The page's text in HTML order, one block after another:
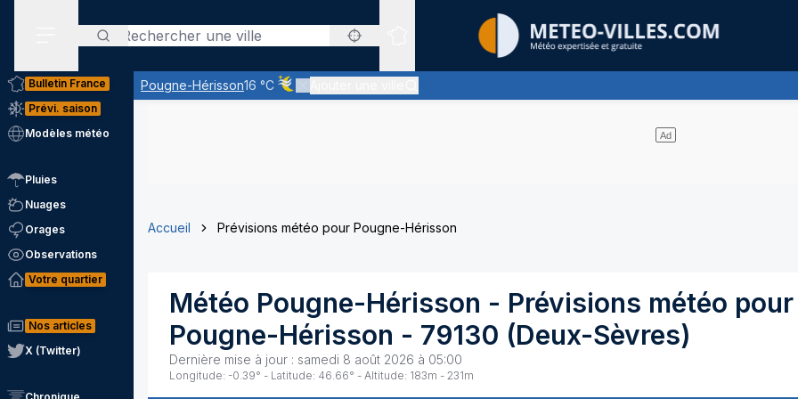
Rechercher
Sites expertis&eacute;s
Pougne-Hérisson16 °C
Ciel voilé par des nuages d'altitude, ternissant plus ou moins l'éclat du soleil
Bulletin France
Prévi. saison
Modèles météo
Pluies
Nuages
Orages
Observations
Votre quartier
Nos articles
X (Twitter)
Accueil Prévisions météo pour Pougne-Hérisson
Météo Pougne-Hérisson - Prévisions météo pour
Pougne-Hérisson - 79130 (Deux-Sèvres)
Dernière mise à jour : samedi 8 août 2026 à 05:00
Longitude: -0.39° - Latitude: 46.66° - Altitude: 183m - 231m